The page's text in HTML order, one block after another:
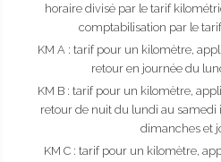
horaire divisé par le tarif
comptabilisation par le
KM A : tarif pour un kilomètre,
retour en journée du
KM B : tarif pour un kilomètre,
retour de nuit du lundi au samedi
dimanches et
KM C : tarif pour un kilomètre,